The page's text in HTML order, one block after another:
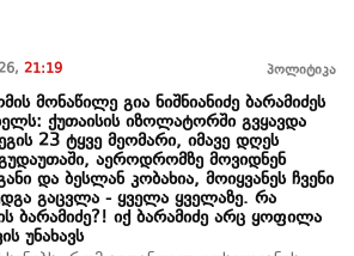
21:19 პოლიტიკა
მონაწილე გია ნიშნიანიძე ბარამიძეს
ქუთაისის იზოლატორში გვყავდა
23 ტყვე მეომარი, იმავე დღეს
აეროდრომზე მოვიდნენ
და ბესლან კობახია, მოიყვანეს ჩვენი
გაცვლა - ყველა ყველაზე. რა
ბარამიძე?! იქ ბარამიძე არც ყოფილა
უნახავს